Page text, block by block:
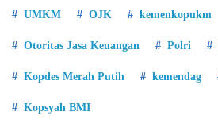
UMKM OJK kemenkopukm
Otoritas Jasa Keuangan Polri
Kopdes Merah Putih kemendag
Kopsyah BMI